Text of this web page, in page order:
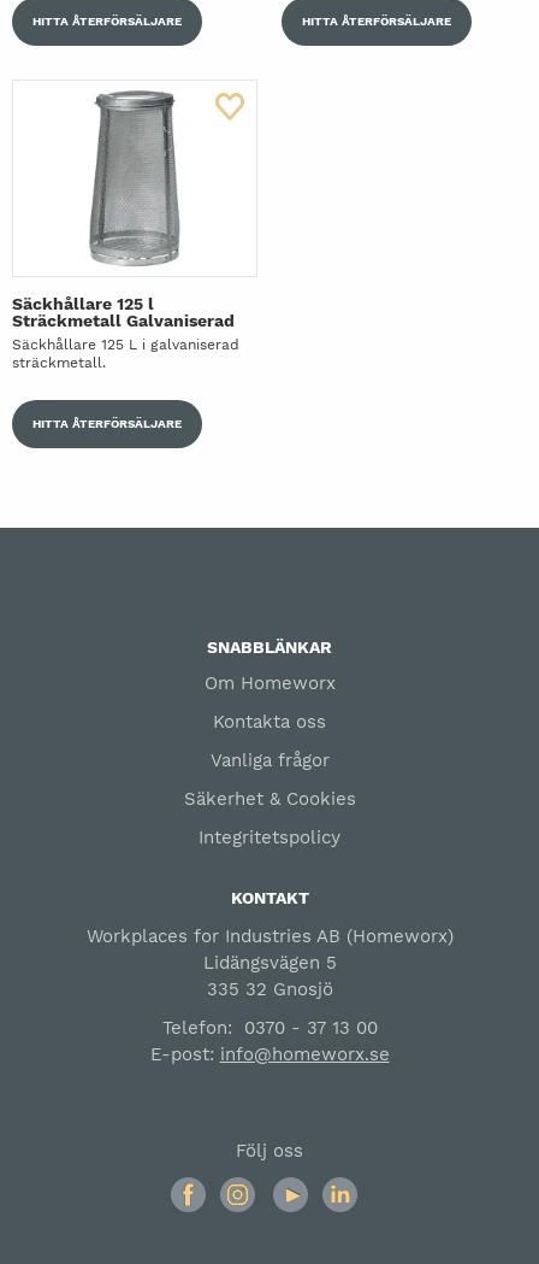
HITTA ÅTERFÖRSÄLJARE HITTA ÅTERFÖRSÄLJARE
Säckhållare 125 l
Sträckmetall Galvaniserad
Säckhållare 125 L i galvaniserad
sträckmetall.
HITTA ÅTERFÖRSÄLJARE
SNABBLÄNKAR
Om Homeworx
Kontakta oss
Vanliga frågor
Säkerhet & Cookies
Integritetspolicy
KONTAKT
Workplaces for Industries AB (Homeworx)
Lidängsvägen 5
335 32 Gnosjö
Telefon: 0370 - 37 13 00
E-post: info@homeworx.se
Följ oss